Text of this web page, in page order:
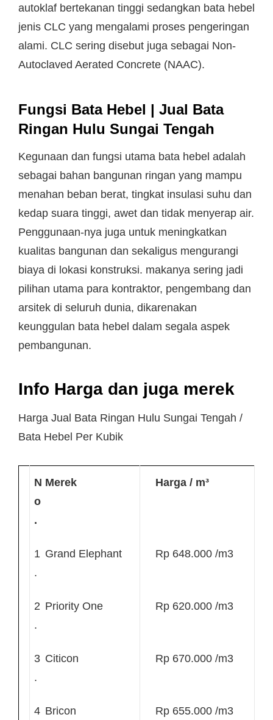
autoklaf bertekanan tinggi sedangkan bata hebel
jenis CLC yang mengalami proses pengeringan
alami. CLC sering disebut juga sebagai Non-
Autoclaved Aerated Concrete (NAAC).
Fungsi Bata Hebel | Jual Bata
Ringan Hulu Sungai Tengah
Kegunaan dan fungsi utama bata hebel adalah
sebagai bahan bangunan ringan yang mampu
menahan beban berat, tingkat insulasi suhu dan
kedap suara tinggi, awet dan tidak menyerap air.
Penggunaan-nya juga untuk meningkatkan
kualitas bangunan dan sekaligus mengurangi
biaya di lokasi konstruksi. makanya sering jadi
pilihan utama para kontraktor, pengembang dan
arsitek di seluruh dunia, dikarenakan
keunggulan bata hebel dalam segala aspek
pembangunan.
Info Harga dan juga merek
Harga Jual Bata Ringan Hulu Sungai Tengah /
Bata Hebel Per Kubik
N
o
.
Merek Harga / m³
1
.
Grand Elephant Rp 648.000 /m3
2
.
Priority One Rp 620.000 /m3
3
.
Citicon Rp 670.000 /m3
4 Bricon Rp 655.000 /m3